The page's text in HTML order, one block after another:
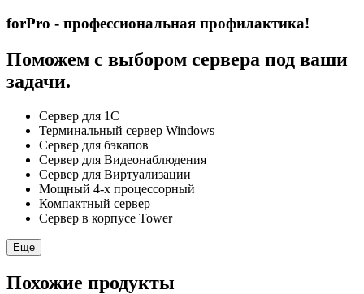
forPro - профессиональная профилактика!
Поможем с выбором сервера под ваши
задачи.
Сервер для 1С
Терминальный сервер Windows
Сервер для бэкапов
Сервер для Видеонаблюдения
Сервер для Виртуализации
Мощный 4-х процессорный
Компактный сервер
Сервер в корпусе Tower
Еще
Похожие продукты